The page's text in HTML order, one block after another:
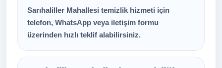
Sarıhaliller Mahallesi temizlik hizmeti için
telefon, WhatsApp veya iletişim formu
üzerinden hızlı teklif alabilirsiniz.